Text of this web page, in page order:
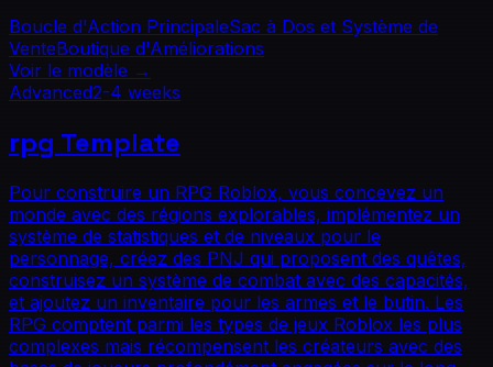
Boucle d'Action PrincipaleSac à Dos et Système de
VenteBoutique d'Améliorations
Voir le modèle →
Advanced2-4 weeks
rpg Template
Pour construire un RPG Roblox, vous concevez un
monde avec des régions explorables, implémentez un
système de statistiques et de niveaux pour le
personnage, créez des PNJ qui proposent des quêtes,
construisez un système de combat avec des capacités,
et ajoutez un inventaire pour les armes et le butin. Les
RPG comptent parmi les types de jeux Roblox les plus
complexes mais récompensent les créateurs avec des